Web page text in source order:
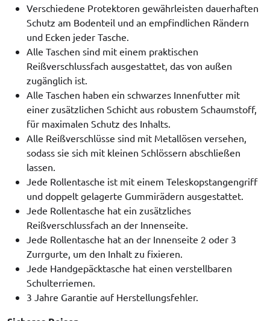
Verschiedene Protektoren gewährleisten dauerhaften
Schutz am Bodenteil und an empfindlichen Rändern
und Ecken jeder Tasche.
Alle Taschen sind mit einem praktischen
Reißverschlussfach ausgestattet, das von außen
zugänglich ist.
Alle Taschen haben ein schwarzes Innenfutter mit
einer zusätzlichen Schicht aus robustem Schaumstoff,
für maximalen Schutz des Inhalts.
Alle Reißverschlüsse sind mit Metallösen versehen,
sodass sie sich mit kleinen Schlössern abschließen
lassen.
Jede Rollentasche ist mit einem Teleskopstangengriff
und doppelt gelagerte Gummirädern ausgestattet.
Jede Rollentasche hat ein zusätzliches
Reißverschlussfach an der Innenseite.
Jede Rollentasche hat an der Innenseite 2 oder 3
Zurrgurte, um den Inhalt zu fixieren.
Jede Handgepäcktasche hat einen verstellbaren
Schulterriemen.
3 Jahre Garantie auf Herstellungsfehler.